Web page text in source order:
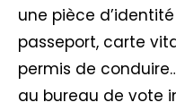
une pièce
passeport, carte
permis de
au bureau de vote